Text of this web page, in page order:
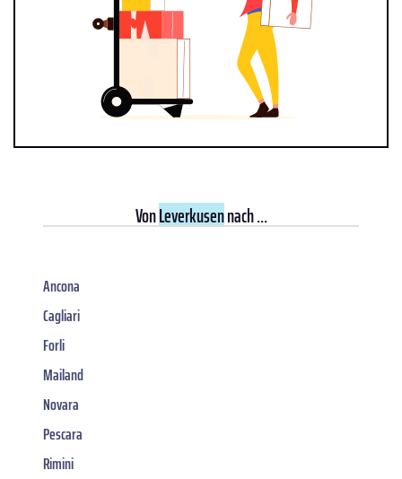
VonLeverkusennach ...
Ancona
Cagliari
Forli
Mailand
Novara
Pescara
Rimini